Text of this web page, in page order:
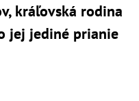
kráľovská rodina
jej jediné prianie